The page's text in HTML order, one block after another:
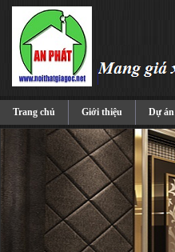
Trang chủ Giới thiệu Dự án